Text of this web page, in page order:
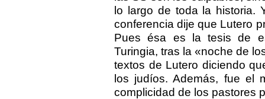
lo largo de toda la historia.
conferencia dije que Lutero
Pues ésa es la tesis de
Turingia, tras la «noche de
textos de Lutero diciendo
los judíos. Además, fue el
complicidad de los pastores